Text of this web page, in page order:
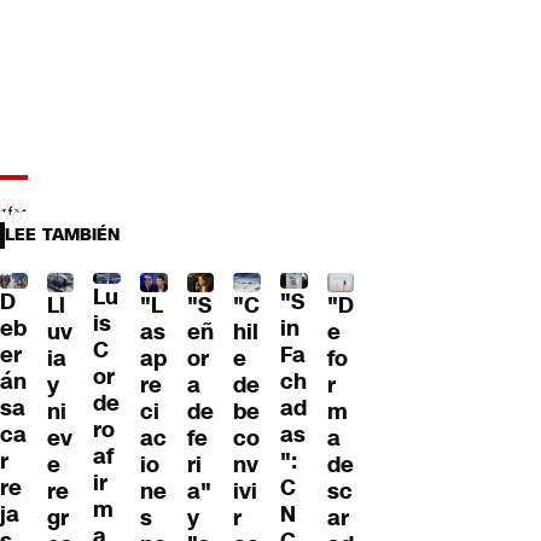
LEE TAMBIÉN
D
eb
er
án
sa
ca
r
re
ja
Ll
uv
ia
y
ni
ev
e
re
gr
Lu
is
C
or
de
ro
af
ir
m
"L
as
ap
re
ci
ac
io
ne
s
"S
eñ
or
a
de
fe
ri
a"
y
"C
hil
e
de
be
co
nv
ivi
r
"S
in
Fa
ch
ad
as
":
C
N
"D
e
fo
r
m
a
de
sc
ar